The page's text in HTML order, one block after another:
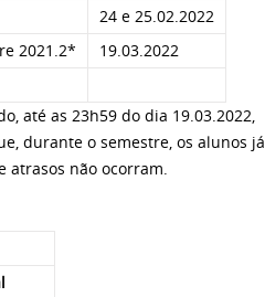
24 e 25.02.2022
2021.2*
19.03.2022
até as 23h59 do dia 19.03.2022,
durante o semestre, os alunos já
atrasos não ocorram.